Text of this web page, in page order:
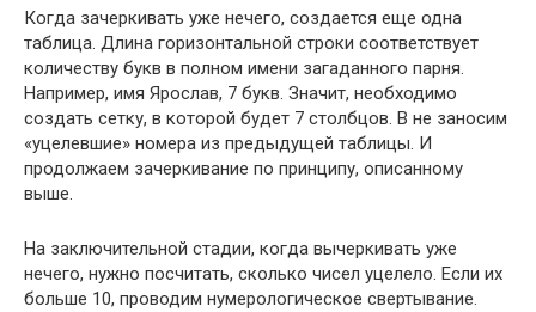
Когда зачеркивать уже нечего, создается еще одна
таблица. Длина горизонтальной строки соответствует
количеству букв в полном имени загаданного парня.
Например, имя Ярослав, 7 букв. Значит, необходимо
создать сетку, в которой будет 7 столбцов. В не заносим
«уцелевшие» номера из предыдущей таблицы. И
продолжаем зачеркивание по принципу, описанному
выше.
На заключительной стадии, когда вычеркивать уже
нечего, нужно посчитать, сколько чисел уцелело. Если их
больше 10, проводим нумерологическое свертывание.